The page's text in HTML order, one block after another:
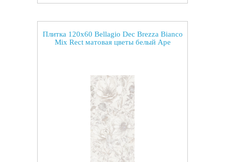
Плитка 120x60 Bellagio Dec Brezza Bianco
Mix Rect матовая цветы белый Ape